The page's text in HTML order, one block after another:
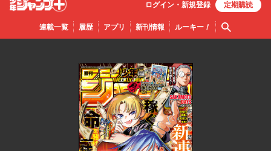
少年ジ
ャンプ
連載一覧 履歴 アプリ 新刊情報 ルーキー！ 検索
ログイン・ 新規登録 定期購読